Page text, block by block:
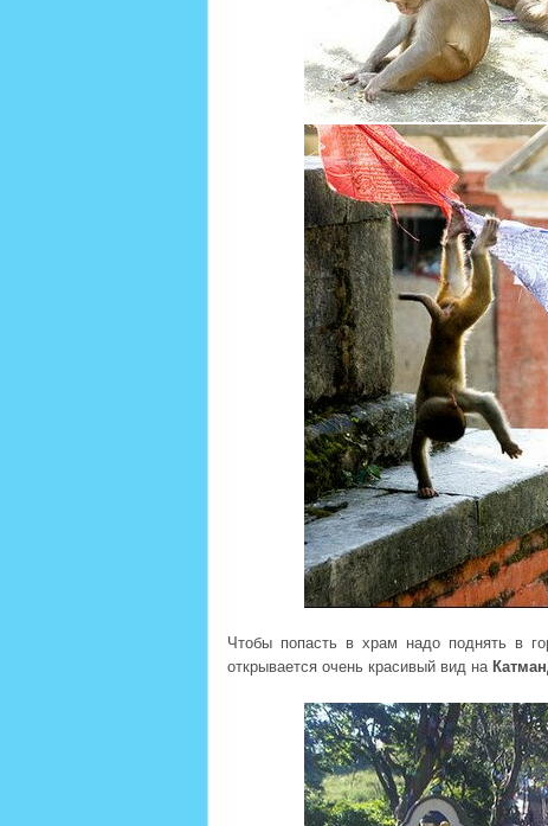
Чтобы попасть в храм надо поднять в
открывается очень красивый вид на